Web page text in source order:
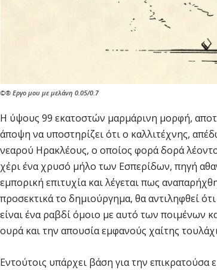
©️®️ Εργο μου με μελάνη 0.05/0.7
Η ύψους 99 εκατοστών μαρμάρινη μορφή,
άποψη να υποστηρίζει ότι ο καλλιτέχνης,
νεαρού Ηρακλέους, ο οποίος φορά δορά
χέρι ένα χρυσό μήλο των Εσπερίδων, πηγή
εμπορική επιτυχία και λέγεται πως
προσεκτικά το δημιούργημα, θα αντιληφθεί
είναι ένα ραβδί όμοιο με αυτό των ποιμένων
ουρά και την απουσία εμφανούς χαίτης
Εντούτοις υπάρχει βάση για την